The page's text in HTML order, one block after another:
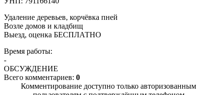
Удаление деревьев, корчёвка пней
Возле домов и кладбищ
Выезд, оценка БЕСПЛАТНО
Время работы:
-
ОБСУЖДЕНИЕ
Всего комментариев: 0
Комментирование доступно только авторизованным